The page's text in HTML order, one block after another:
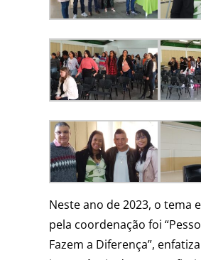
Neste ano de 2023, o tema
pela coordenação foi
Fazem a Diferença”,